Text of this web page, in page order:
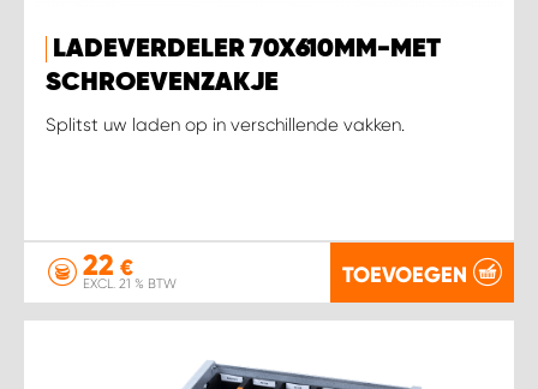
LADEVERDELER 70X610MM-MET
SCHROEVENZAKJE
Splitst uw laden op in verschillende vakken.
22 €
EXCL. 21 % BTW TOEVOEGEN